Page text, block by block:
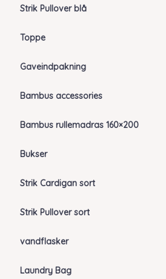
Strik Pullover blå
Toppe
Gaveindpakning
Bambus accessories
Bambus rullemadras 160×200
Bukser
Strik Cardigan sort
Strik Pullover sort
vandflasker
Laundry Bag